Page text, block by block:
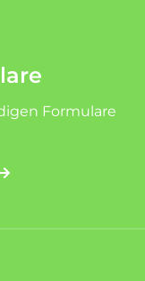
Formulare